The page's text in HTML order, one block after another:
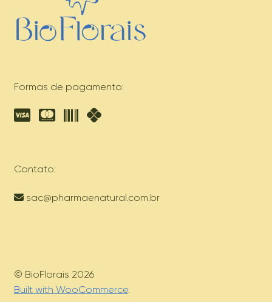
Formas de pagamento:
Contato:
sac@pharmaenatural.com.br
© BioFlorais 2026
Built with WooCommerce.